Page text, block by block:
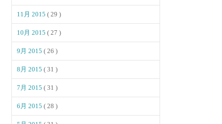
11月 2015( 29 )
10月 2015( 27 )
9月 2015( 26 )
8月 2015( 31 )
7月 2015( 31 )
6月 2015( 28 )